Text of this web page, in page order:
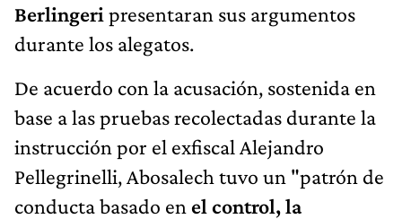
Berlingeri presentaran sus argumentos
durante los alegatos.
De acuerdo con la acusación, sostenida en
base a las pruebas recolectadas durante la
instrucción por el exfiscal Alejandro
Pellegrinelli, Abosalech tuvo un "patrón de
conducta basado en el control, la